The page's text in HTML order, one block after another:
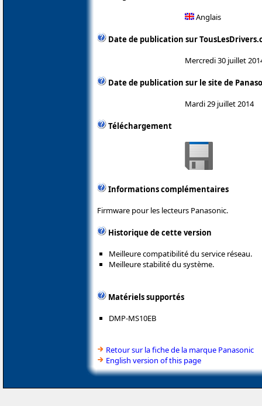
Anglais
Date de publication sur
Mercredi 30 juillet
Date de publication sur le site de
Mardi 29 juillet 2014
Téléchargement
Informations complémentaires
Firmware pour les lecteurs Panasonic.
Historique de cette version
Meilleure compatibilité du service réseau.
Meilleure stabilité du système.
Matériels supportés
DMP-MS10EB
Retour sur la fiche de la marque Panasonic
English version of this page